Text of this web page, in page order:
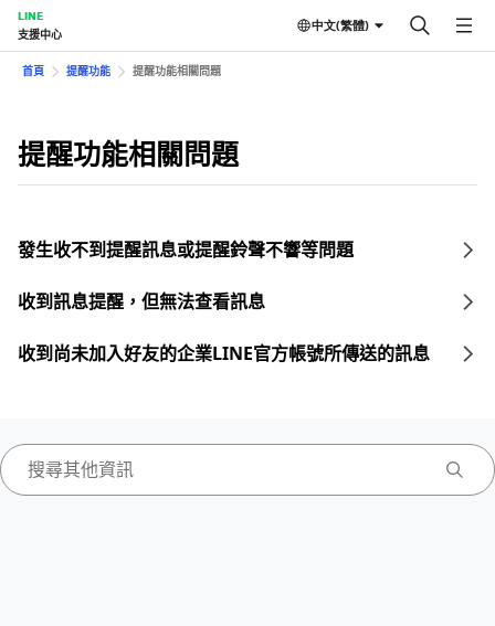
LINE
支援中心
中文(繁體)
首頁 提醒功能 提醒功能相關問題
提醒功能相關問題
發生收不到提醒訊息或提醒鈴聲不響等問題
收到訊息提醒，但無法查看訊息
收到尚未加入好友的企業LINE官方帳號所傳送的訊息